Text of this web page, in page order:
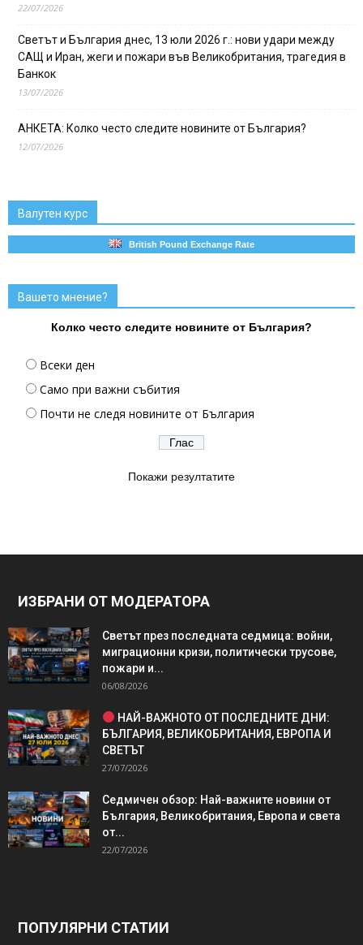
22/07/2026
Светът и България днес, 13 юли 2026 г.: нови удари между
САЩ и Иран, жеги и пожари във Великобритания, трагедия в
Банкок
13/07/2026
АНКЕТА: Колко често следите новините от България?
12/07/2026
Валутен курс
British Pound Exchange Rate
Вашето мнение?
Колко често следите новините от България?
Всеки ден
Само при важни събития
Почти не следя новините от България
Покажи резултатите
ИЗБРАНИ ОТ МОДЕРАТОРА
Светът през последната седмица: войни,
миграционни кризи, политически трусове,
пожари и...
06/08/2026
НАЙ-ВАЖНОТО ОТ ПОСЛЕДНИТЕ ДНИ:
БЪЛГАРИЯ, ВЕЛИКОБРИТАНИЯ, ЕВРОПА И
СВЕТЪТ
27/07/2026
Седмичен обзор: Най-важните новини от
България, Великобритания, Европа и света
от...
22/07/2026
ПОПУЛЯРНИ СТАТИИ